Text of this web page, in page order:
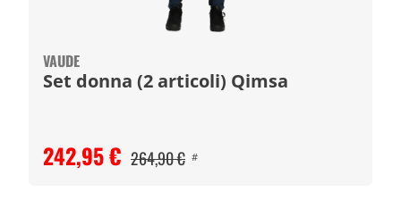
VAUDE
Set donna (2 articoli) Qimsa
242,95 € 264,90 € #